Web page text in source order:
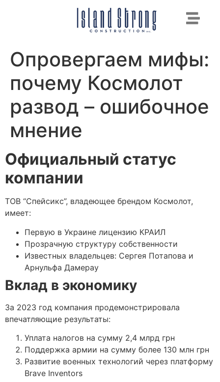
Опровергаем мифы:
почему Космолот
развод – ошибочное
мнение
Официальный статус
компании
ТОВ “Спейсикс”, владеющее брендом Космолот,
имеет:
Первую в Украине лицензию КРАИЛ
Прозрачную структуру собственности
Известных владельцев: Сергея Потапова и
Арнульфа Дамерау
Вклад в экономику
За 2023 год компания продемонстрировала
впечатляющие результаты:
Уплата налогов на сумму 2,4 млрд грн
Поддержка армии на сумму более 130 млн грн
Развитие военных технологий через платформу
Brave Inventors